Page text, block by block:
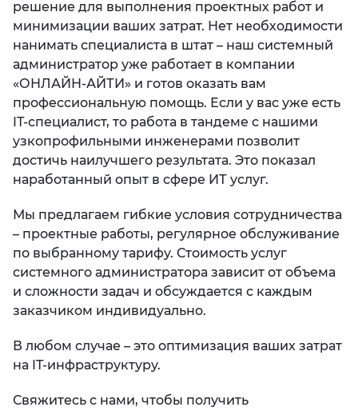
решение для выполнения проектных работ и
минимизации ваших затрат. Нет необходимости
нанимать специалиста в штат – наш системный
администратор уже работает в компании
«ОНЛАЙН-АЙТИ» и готов оказать вам
профессиональную помощь. Если у вас уже есть
IT-специалист, то работа в тандеме с нашими
узкопрофильными инженерами позволит
достичь наилучшего результата. Это показал
наработанный опыт в сфере ИТ услуг.
Мы предлагаем гибкие условия сотрудничества
– проектные работы, регулярное обслуживание
по выбранному тарифу. Стоимость услуг
системного администратора зависит от объема
и сложности задач и обсуждается с каждым
заказчиком индивидуально.
В любом случае – это оптимизация ваших затрат
на IT-инфраструктуру.
Свяжитесь с нами, чтобы получить